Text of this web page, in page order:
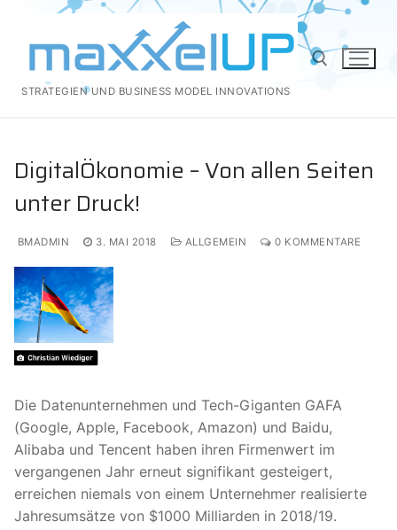
springen
STRATEGIEN UND BUSINESS MODEL INNOVATIONS
DigitalÖkonomie – Von allen Seiten
unter Druck!
BMADMIN 3. MAI 2018 ALLGEMEIN 0 KOMMENTARE
Die Datenunternehmen und Tech-Giganten GAFA
(Google, Apple, Facebook, Amazon) und Baidu,
Alibaba und Tencent haben ihren Firmenwert im
vergangenen Jahr erneut signifikant gesteigert,
erreichen niemals von einem Unternehmer realisierte
Jahresumsätze von $1000 Milliarden in 2018/19.